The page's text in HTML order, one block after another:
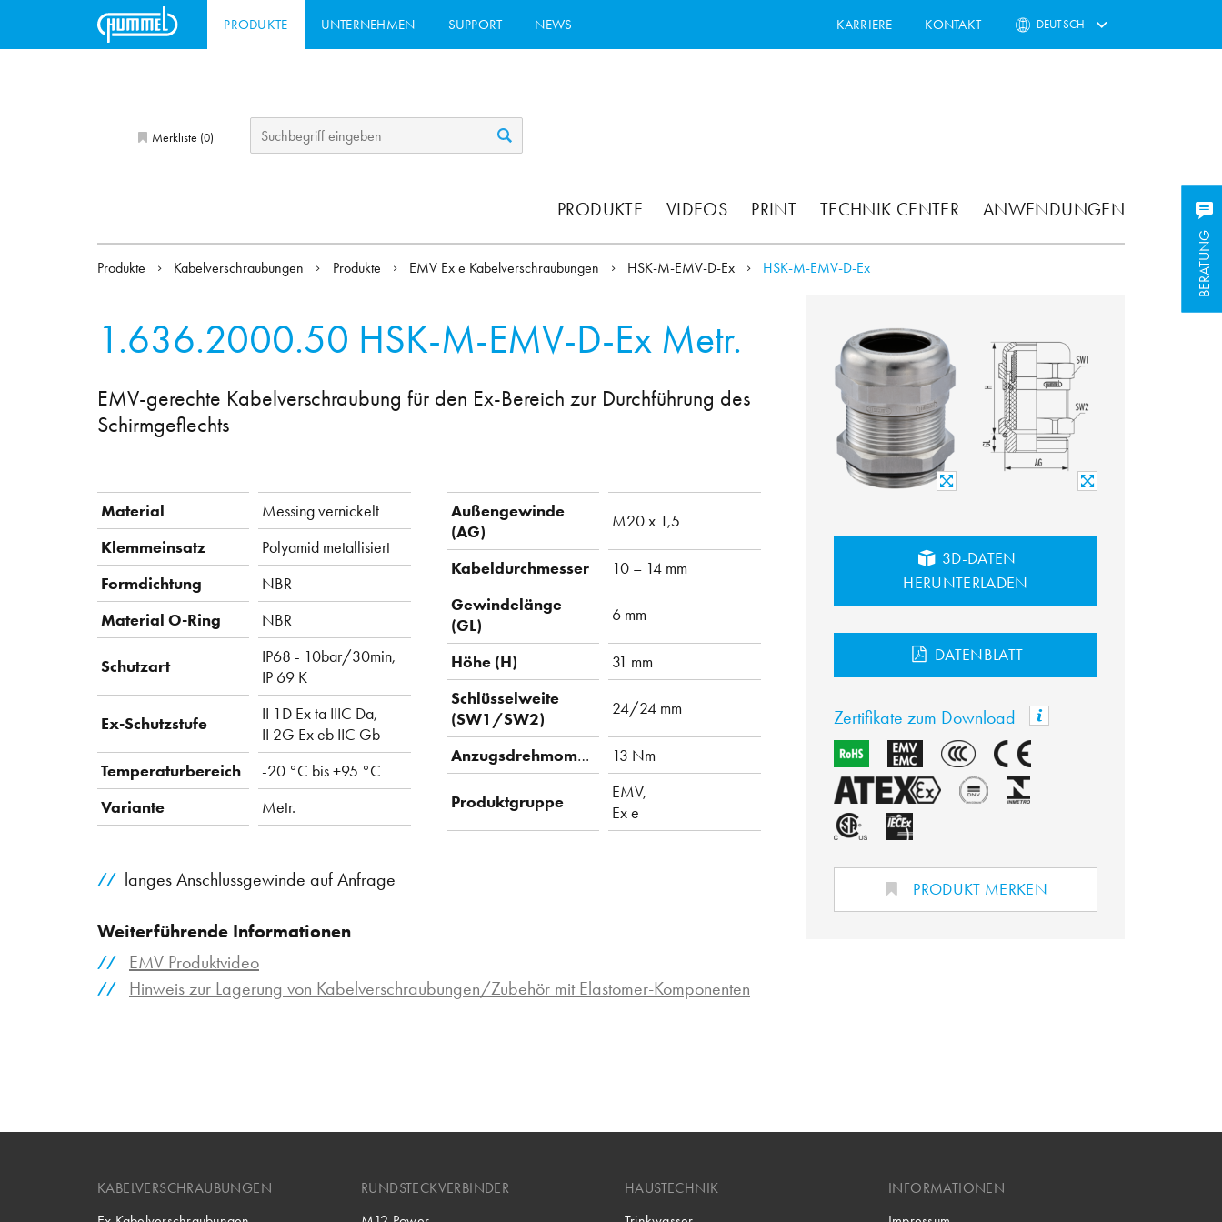
PRODUKTE UNTERNEHMEN SUPPORT NEWS KARRIERE KONTAKT DEUTSCH
Merkliste (0)
PRODUKTE VIDEOS PRINT TECHNIK CENTER ANWENDUNGEN
BERATUNG
BERATUNG
Produkte Kabelverschraubungen Produkte EMV Ex e Kabelverschraubungen HSK-M-EMV-D-Ex HSK-M-EMV-D-Ex
1.636.2000.50 HSK-M-EMV-D-Ex Metr.
EMV-gerechte Kabelverschraubung für den Ex-Bereich zur Durchführung des
Schirmgeflechts
Material
Messing vernickelt
Klemmeinsatz
Polyamid metallisiert
Formdichtung
NBR
Material O-Ring
NBR
Schutzart
IP68 - 10bar/30min,
IP 69 K
Ex-Schutzstufe
II 1D Ex ta IIIC Da,
II 2G Ex eb IIC Gb
Temperaturbereich
-20 °C bis +95 °C
Variante
Metr.
Außengewinde
(AG)
M20 x 1,5
Kabeldurchmesser
10 – 14 mm
Gewindelänge
(GL)
6 mm
Höhe (H)
31 mm
Schlüsselweite
(SW1/SW2)
24/24 mm
Anzugsdrehmoment 13 Nm
Produktgruppe
EMV,
Ex e
langes Anschlussgewinde auf Anfrage
Weiterführende Informationen
EMV Produktvideo
Hinweis zur Lagerung von Kabelverschraubungen/Zubehör mit Elastomer-Komponenten
3D-DATEN
HERUNTERLADEN
DATENBLATT
Zertifikate zum Download
PRODUKT MERKEN
KABELVERSCHRAUBUNGEN
RUNDSTECKVERBINDER
HAUSTECHNIK
INFORMATIONEN